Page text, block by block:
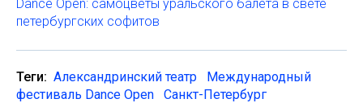
Dance Open: самоцветы уральского балета в свете
петербургских софитов
Теги: Александринский театр
Международный
фестиваль Dance Open
Санкт-Петербург